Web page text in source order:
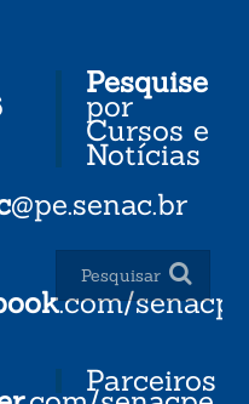
@pe.senac.br
.com/senacpe
Pesquise
por
Cursos e
Notícias
Parceiros